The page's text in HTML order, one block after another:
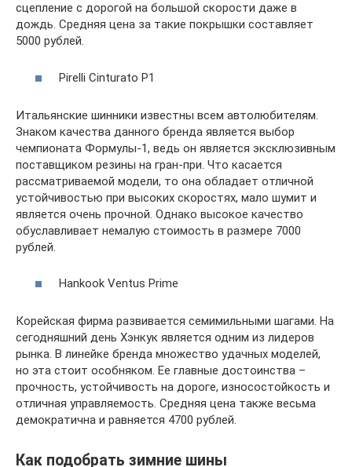
сцепление с дорогой на большой скорости даже в
дождь. Средняя цена за такие покрышки составляет
5000 рублей.
Pirelli Cinturato P1
Итальянские шинники известны всем автолюбителям.
Знаком качества данного бренда является выбор
чемпионата Формулы-1, ведь он является эксклюзивным
поставщиком резины на гран-при. Что касается
рассматриваемой модели, то она обладает отличной
устойчивостью при высоких скоростях, мало шумит и
является очень прочной. Однако высокое качество
обуславливает немалую стоимость в размере 7000
рублей.
Hankook Ventus Prime
Корейская фирма развивается семимильными шагами. На
сегодняшний день Хэнкук является одним из лидеров
рынка. В линейке бренда множество удачных моделей,
но эта стоит особняком. Ее главные достоинства –
прочность, устойчивость на дороге, износостойкость и
отличная управляемость. Средняя цена также весьма
демократична и равняется 4700 рублей.
Как подобрать зимние шины